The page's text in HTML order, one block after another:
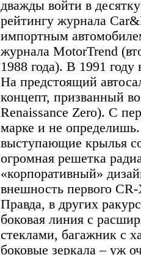
дважды войти в
рейтингу журнала
импортным
журнала MotorTrend
1988 года). В 1991
На предстоящий
концепт, призванный
Renaissance Zero). С
марке и не
выступающие крылья
огромная решетка
«корпоративный»
внешность первого
Правда, в других
боковая линия с
стеклами, багажник с
боковые зеркала – уж